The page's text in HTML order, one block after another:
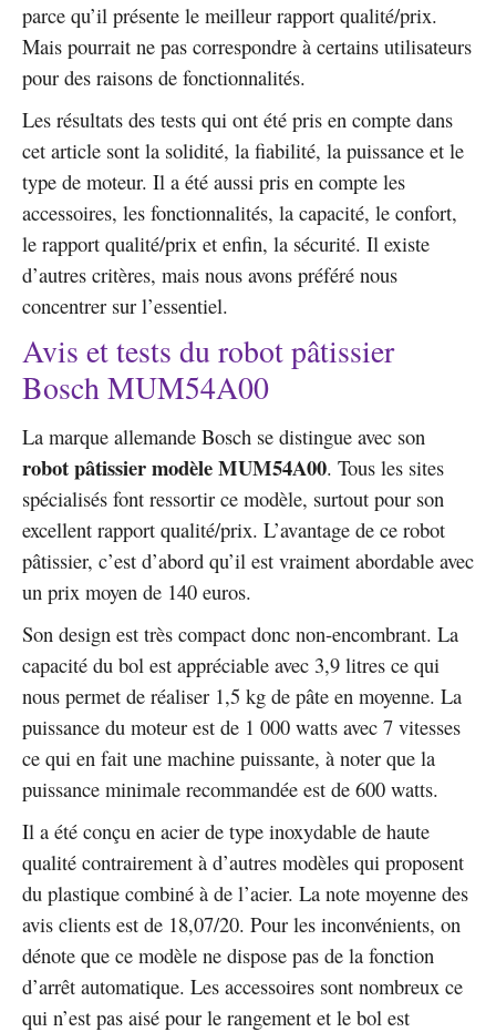
parce qu’il présente le meilleur rapport qualité/prix.
Mais pourrait ne pas correspondre à certains utilisateurs
pour des raisons de fonctionnalités.
Les résultats des tests qui ont été pris en compte dans
cet article sont la solidité, la fiabilité, la puissance et le
type de moteur. Il a été aussi pris en compte les
accessoires, les fonctionnalités, la capacité, le confort,
le rapport qualité/prix et enfin, la sécurité. Il existe
d’autres critères, mais nous avons préféré nous
concentrer sur l’essentiel.
Avis et tests du robot pâtissier
Bosch MUM54A00
La marque allemande Bosch se distingue avec son
robot pâtissier modèle MUM54A00. Tous les sites
spécialisés font ressortir ce modèle, surtout pour son
excellent rapport qualité/prix. L’avantage de ce robot
pâtissier, c’est d’abord qu’il est vraiment abordable avec
un prix moyen de 140 euros.
Son design est très compact donc non-encombrant. La
capacité du bol est appréciable avec 3,9 litres ce qui
nous permet de réaliser 1,5 kg de pâte en moyenne. La
puissance du moteur est de 1 000 watts avec 7 vitesses
ce qui en fait une machine puissante, à noter que la
puissance minimale recommandée est de 600 watts.
Il a été conçu en acier de type inoxydable de haute
qualité contrairement à d’autres modèles qui proposent
du plastique combiné à de l’acier. La note moyenne des
avis clients est de 18,07/20. Pour les inconvénients, on
dénote que ce modèle ne dispose pas de la fonction
d’arrêt automatique. Les accessoires sont nombreux ce
qui n’est pas aisé pour le rangement et le bol est